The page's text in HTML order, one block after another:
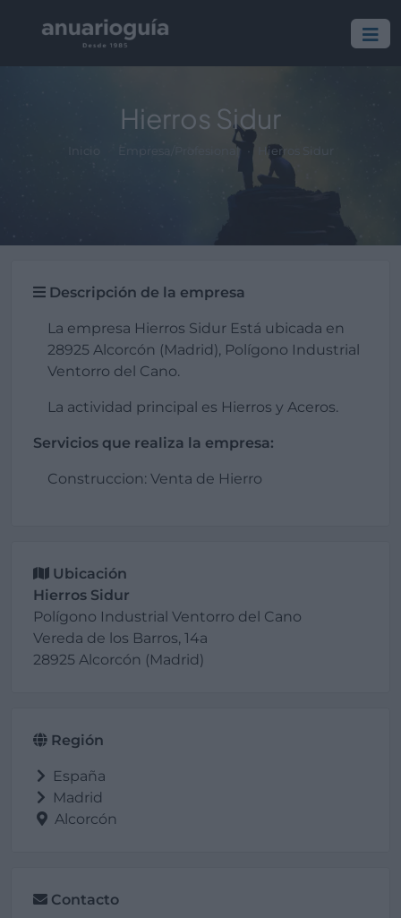
Hierros Sidur
Empresa/Profesional Hierros Sidur
Descripción de la empresa
La empresa Hierros Sidur Está ubicada en
28925 Alcorcón (Madrid), Polígono Industrial
Ventorro del Cano.
La actividad principal es Hierros y Aceros.
Servicios que realiza la empresa:
Construccion: Venta de Hierro
Ubicación
Hierros Sidur
Polígono Industrial Ventorro del Cano
Vereda de los Barros, 14a
28925 Alcorcón (Madrid)
Región
España
Madrid
Alcorcón
Contacto